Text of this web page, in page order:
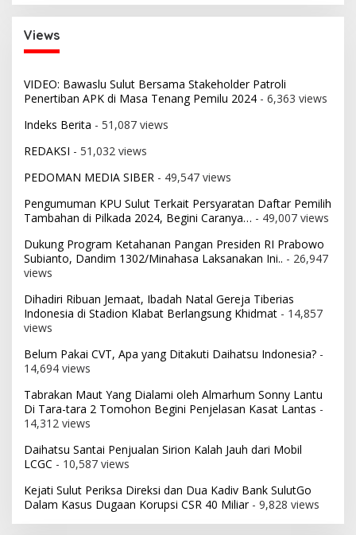
Views
VIDEO: Bawaslu Sulut Bersama Stakeholder Patroli
Penertiban APK di Masa Tenang Pemilu 2024 - 6,363 views
Indeks Berita - 51,087 views
REDAKSI - 51,032 views
PEDOMAN MEDIA SIBER - 49,547 views
Pengumuman KPU Sulut Terkait Persyaratan Daftar Pemilih
Tambahan di Pilkada 2024, Begini Caranya… - 49,007 views
Dukung Program Ketahanan Pangan Presiden RI Prabowo
Subianto, Dandim 1302/Minahasa Laksanakan Ini.. - 26,947
views
Dihadiri Ribuan Jemaat, Ibadah Natal Gereja Tiberias
Indonesia di Stadion Klabat Berlangsung Khidmat - 14,857
views
Belum Pakai CVT, Apa yang Ditakuti Daihatsu Indonesia? -
14,694 views
Tabrakan Maut Yang Dialami oleh Almarhum Sonny Lantu
Di Tara-tara 2 Tomohon Begini Penjelasan Kasat Lantas -
14,312 views
Daihatsu Santai Penjualan Sirion Kalah Jauh dari Mobil
LCGC - 10,587 views
Kejati Sulut Periksa Direksi dan Dua Kadiv Bank SulutGo
Dalam Kasus Dugaan Korupsi CSR 40 Miliar- 9,828 views